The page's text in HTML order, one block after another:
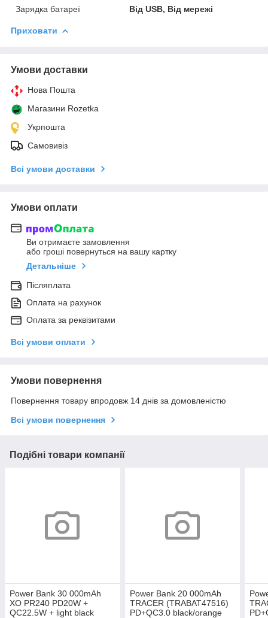
Зарядка батареї
Від USB, Від мережі
Приховати
Умови доставки
Нова Пошта
Магазини Rozetka
Укрпошта
Самовивіз
Всі умови доставки
Умови оплати
Ви отримаєте замовлення
або гроші повернуться на вашу картку
Детальніше
Післяплата
Оплата на рахунок
Оплата за реквізитами
Всі умови оплати
Умови повернення
Повернення товару впродовж 14 днів за домовленістю
Всі умови повернення
Подібні товари компанії
Power Bank 30 000mAh
XO PR240 PD20W +
QC22.5W + light black
Power Bank 20 000mAh
TRACER (TRABAT47516)
PD+QC3.0 black/orange